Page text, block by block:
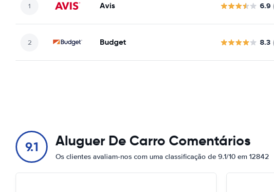
Avis 6.9
Budget 8.3
9.1 Aluguer De Carro Comentários
Os clientes avaliam-nos com uma classificação de 9.1/10 em 12842